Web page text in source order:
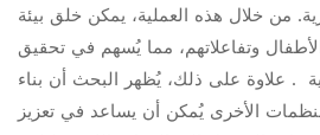
من خلال هذه العملية، يمكن خلق بيئة
وتفاعلاتهم، مما يُسهم في تحقيق
. علاوة على ذلك، يُظهر البحث أن بناء
الأخرى يُمكن أن يساعد في تعزيز